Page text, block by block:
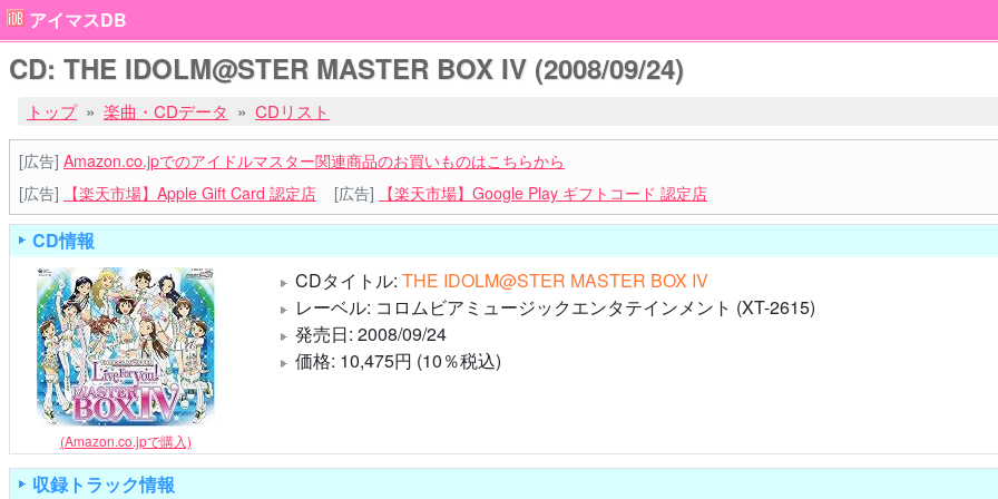
アイマスDB
CD: THE IDOLM@STER MASTER BOX IV (2008/09/24)
トップ 楽曲・CDデータ CDリスト
[広告] Amazon.co.jpでのアイドルマスター関連商品のお買いものはこちらから
[広告]
【楽天市場】Apple Gift Card 認定店 [広告] 【楽天市場】Google Play ギフトコード 認定店
CD情報
(Amazon.co.jpで購入)
CDタイトル: THE IDOLM@STER MASTER BOX IV
レーベル: コロムビアミュージックエンタテインメント (XT-2615)
発売日: 2008/09/24
価格: 10,475円 (10％税込)
収録トラック情報